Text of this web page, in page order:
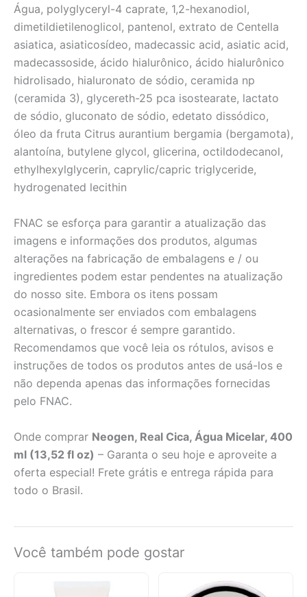
Água, polyglyceryl-4 caprate, 1,2-hexanodiol,
dimetildietilenoglicol, pantenol, extrato de Centella
asiatica, asiaticosídeo, madecassic acid, asiatic acid,
madecassoside, ácido hialurônico, ácido hialurônico
hidrolisado, hialuronato de sódio, ceramida np
(ceramida 3), glycereth-25 pca isostearate, lactato
de sódio, gluconato de sódio, edetato dissódico,
óleo da fruta Citrus aurantium bergamia (bergamota),
alantoína, butylene glycol, glicerina, octildodecanol,
ethylhexylglycerin, caprylic/capric triglyceride,
hydrogenated lecithin
FNAC se esforça para garantir a atualização das
imagens e informações dos produtos, algumas
alterações na fabricação de embalagens e / ou
ingredientes podem estar pendentes na atualização
do nosso site. Embora os itens possam
ocasionalmente ser enviados com embalagens
alternativas, o frescor é sempre garantido.
Recomendamos que você leia os rótulos, avisos e
instruções de todos os produtos antes de usá-los e
não dependa apenas das informações fornecidas
pelo FNAC.
Onde comprar Neogen, Real Cica, Água Micelar, 400
ml (13,52 fl oz) – Garanta o seu hoje e aproveite a
oferta especial! Frete grátis e entrega rápida para
todo o Brasil.
Você também pode gostar